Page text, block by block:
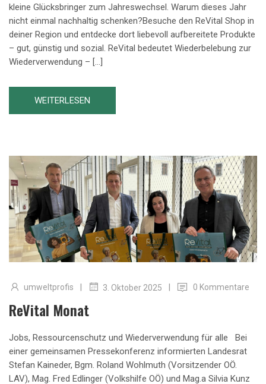
kleine Glücksbringer zum Jahreswechsel. Warum dieses Jahr
nicht einmal nachhaltig schenken?Besuche den ReVital Shop in
deiner Region und entdecke dort liebevoll aufbereitete Produkte
– gut, günstig und sozial. ReVital bedeutet Wiederbelebung zur
Wiederverwendung – […]
WEITERLESEN
umweltprofis | 3. Oktober 2025 | 0 Kommentare
ReVital Monat
Jobs, Ressourcenschutz und Wiederverwendung für alle Bei
einer gemeinsamen Pressekonferenz informierten Landesrat
Stefan Kaineder, Bgm. Roland Wohlmuth (Vorsitzender OÖ.
LAV), Mag. Fred Edlinger (Volkshilfe OÖ) und Mag.a Silvia Kunz